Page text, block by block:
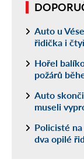
Auto u
řidička i
Hořel
požárů
Auto
museli
Policisté
dva opilé